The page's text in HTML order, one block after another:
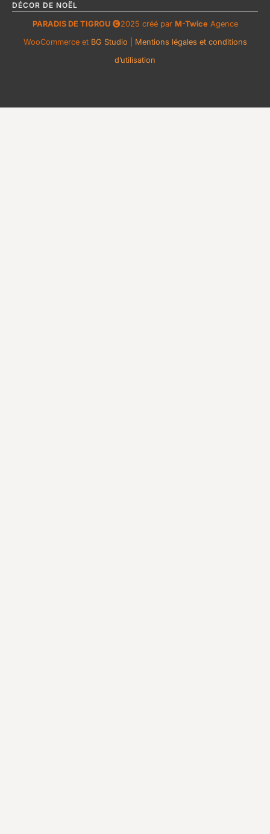
DÉCOR DE NOËL
PARADIS DE TIGROU 2025 créé par M-Twice Agence
WooCommerce et BG Studio
Mentions légales et conditions
d’utilisation